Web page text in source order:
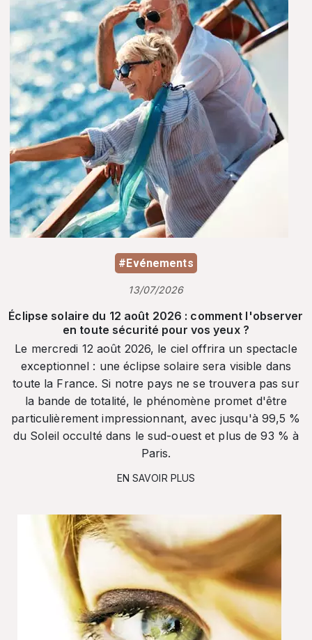
#Evénements
13/07/2026
Éclipse solaire du 12 août 2026 : comment l'observer
en toute sécurité pour vos yeux ?
Le mercredi 12 août 2026, le ciel offrira un spectacle
exceptionnel : une éclipse solaire sera visible dans
toute la France. Si notre pays ne se trouvera pas sur
la bande de totalité, le phénomène promet d'être
particulièrement impressionnant, avec jusqu'à 99,5 %
du Soleil occulté dans le sud-ouest et plus de 93 % à
Paris.
EN SAVOIR PLUS